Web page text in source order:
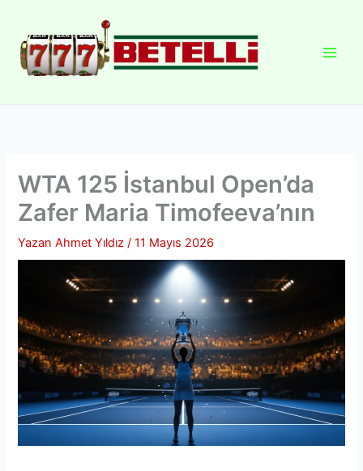
WTA 125 İstanbul Open’da
Zafer Maria Timofeeva’nın
Yazan Ahmet Yıldız/11 Mayıs 2026